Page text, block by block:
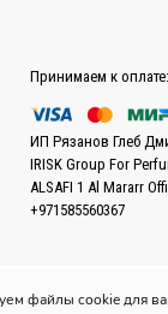
Принимаем к оплате:
ИП Рязанов Глеб
IRISK Group For
ALSAFI 1 Al Mararr
+971585560367
файлы cookie для